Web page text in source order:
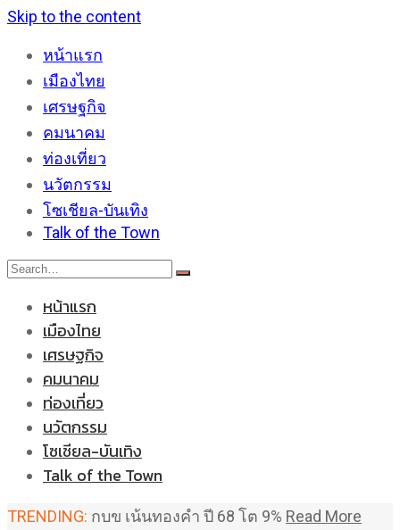
Skip to the content
หน้าแรก
เมืองไทย
เศรษฐกิจ
คมนาคม
ท่องเที่ยว
นวัตกรรม
โซเชียล-บันเทิง
Talk of the Town
หน้าแรก
เมืองไทย
เศรษฐกิจ
คมนาคม
ท่องเที่ยว
นวัตกรรม
โซเชียล-บันเทิง
Talk of the Town
TRENDING: กบข เน้นทองคำ ปี 68 โต 9% Read More